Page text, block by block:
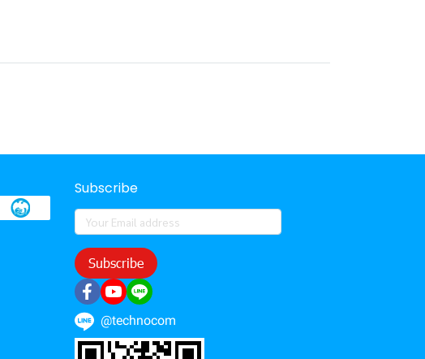
Subscribe
Subscribe
@technocom